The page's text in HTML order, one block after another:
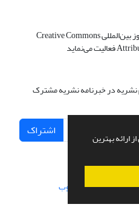
ارائه بهترین
پژوه‌نامه فقه و علوم اسلامی تحت مجوز بین‌المللی Creative Commons
فعالیت می‌نماید
نشریه در خبرنامه نشریه مشترک
اشتراک
و پیاده سازی از سیناوب